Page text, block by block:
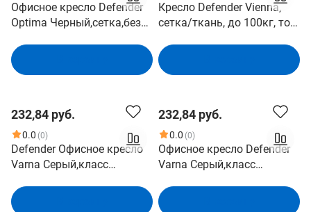
Офисное кресло Defender
Optima Черный,сетка,без
Кресло Defender Vienna,
сетка/ткань, до 100кг, топ-
232,84 руб.
0.0 (0)
Defender Офисное кресло
Varna Серый,класс
232,84 руб.
0.0 (0)
Офисное кресло Defender
Varna Серый,класс